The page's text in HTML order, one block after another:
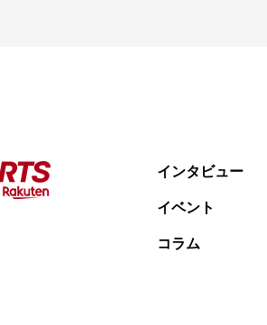
インタビュー
イベント
コラム